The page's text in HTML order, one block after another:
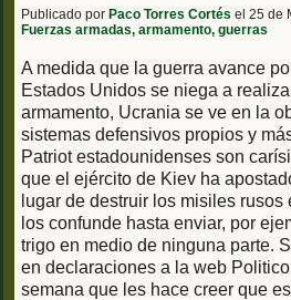
Publicado por Paco Torres Cortés el 25 de
Fuerzas armadas, armamento, guerras
A medida que la guerra avance
Estados Unidos se niega a
armamento, Ucrania se ve en la
sistemas defensivos propios y
Patriot estadounidenses son
que el ejército de Kiev ha
lugar de destruir los misiles
los confunde hasta enviar, por
trigo en medio de ninguna parte.
en declaraciones a la web
semana que les hace creer que